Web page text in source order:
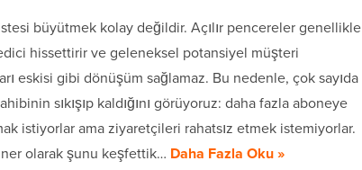
büyütmek kolay değildir. Açılır pencereler genellikle
hissettirir ve geleneksel potansiyel müşteri
eskisi gibi dönüşüm sağlamaz. Bu nedenle, çok sayıda
sıkışıp kaldığını görüyoruz: daha fazla aboneye
istiyorlar ama ziyaretçileri rahatsız etmek istemiyorlar.
olarak şunu keşfettik… Daha Fazla Oku »